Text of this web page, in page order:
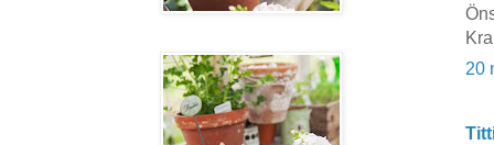
20